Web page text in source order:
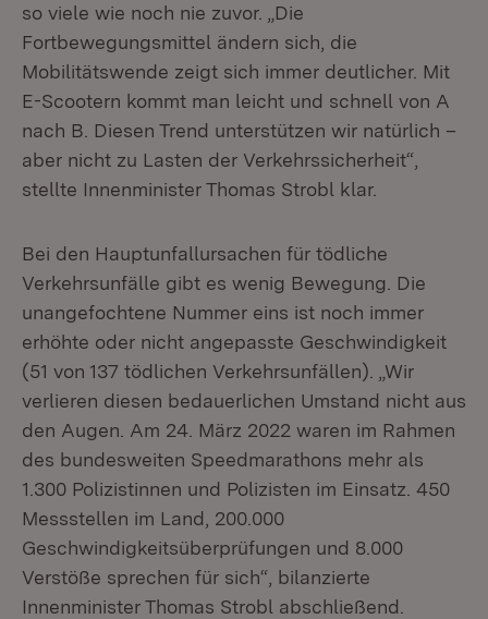
so viele wie noch nie zuvor. „Die
Fortbewegungsmittel ändern sich, die
Mobilitätswende zeigt sich immer deutlicher. Mit
E-Scootern kommt man leicht und schnell von A
nach B. Diesen Trend unterstützen wir natürlich –
aber nicht zu Lasten der Verkehrssicherheit“,
stellte Innenminister Thomas Strobl klar.
Bei den Hauptunfallursachen für tödliche
Verkehrsunfälle gibt es wenig Bewegung. Die
unangefochtene Nummer eins ist noch immer
erhöhte oder nicht angepasste Geschwindigkeit
(51 von 137 tödlichen Verkehrsunfällen). „Wir
verlieren diesen bedauerlichen Umstand nicht aus
den Augen. Am 24. März 2022 waren im Rahmen
des bundesweiten Speedmarathons mehr als
1.300 Polizistinnen und Polizisten im Einsatz. 450
Messstellen im Land, 200.000
Geschwindigkeitsüberprüfungen und 8.000
Verstöße sprechen für sich“, bilanzierte
Innenminister Thomas Strobl abschließend.